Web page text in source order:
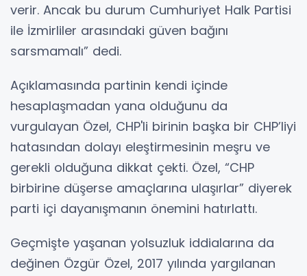
verir. Ancak bu durum Cumhuriyet Halk Partisi
ile İzmirliler arasındaki güven bağını
sarsmamalı” dedi.
Açıklamasında partinin kendi içinde
hesaplaşmadan yana olduğunu da
vurgulayan Özel, CHP'li birinin başka bir CHP’liyi
hatasından dolayı eleştirmesinin meşru ve
gerekli olduğuna dikkat çekti. Özel, “CHP
birbirine düşerse amaçlarına ulaşırlar” diyerek
parti içi dayanışmanın önemini hatırlattı.
Geçmişte yaşanan yolsuzluk iddialarına da
değinen Özgür Özel, 2017 yılında yargılanan